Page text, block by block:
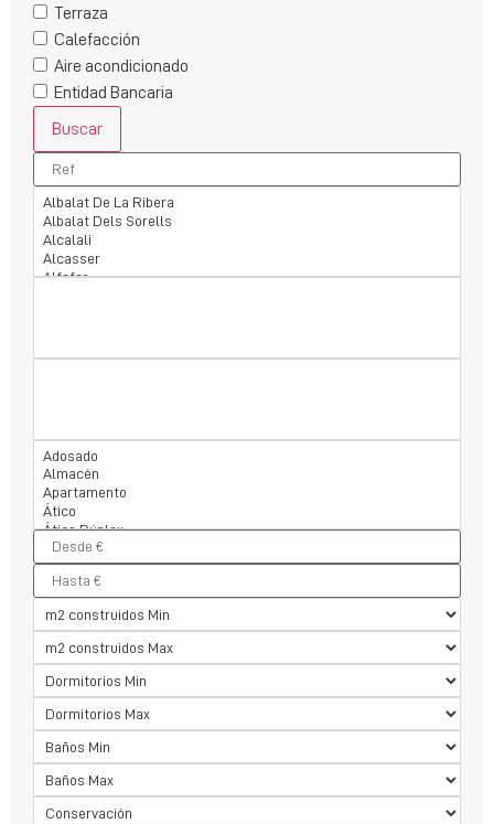
Terraza
Calefacción
Aire acondicionado
Entidad Bancaria
Buscar